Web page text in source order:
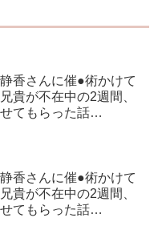
香さんに催●術かけて
貴が不在中の2週間、
てもらった話
香さんに催●術かけて
貴が不在中の2週間、
てもらった話